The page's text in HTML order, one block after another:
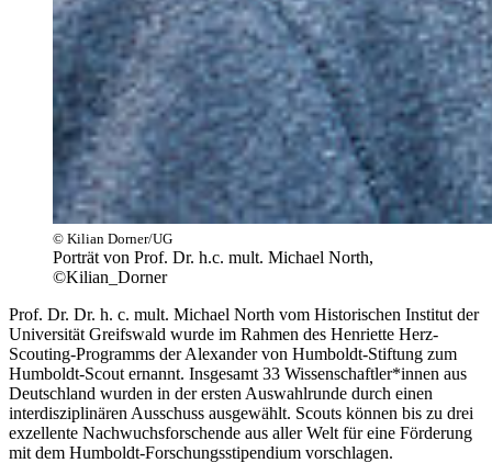
© Kilian Dorner/UG
Porträt von Prof. Dr. h.c. mult. Michael North,
©Kilian_Dorner
Prof. Dr. Dr. h. c. mult. Michael North vom Historischen Institut der
Universität Greifswald wurde im Rahmen des Henriette Herz-
Scouting-Programms der Alexander von Humboldt-Stiftung zum
Humboldt-Scout ernannt. Insgesamt 33 Wissenschaftler*innen aus
Deutschland wurden in der ersten Auswahlrunde durch einen
interdisziplinären Ausschuss ausgewählt. Scouts können bis zu drei
exzellente Nachwuchsforschende aus aller Welt für eine Förderung
mit dem Humboldt-Forschungsstipendium vorschlagen.